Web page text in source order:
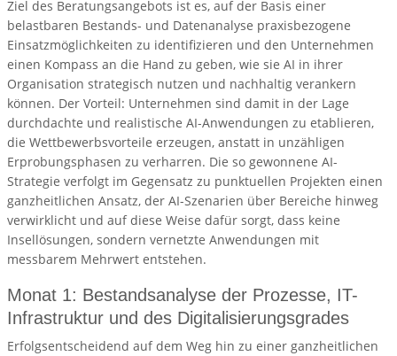
Ziel des Beratungsangebots ist es, auf der Basis einer
belastbaren Bestands- und Datenanalyse praxisbezogene
Einsatzmöglichkeiten zu identifizieren und den Unternehmen
einen Kompass an die Hand zu geben, wie sie AI in ihrer
Organisation strategisch nutzen und nachhaltig verankern
können. Der Vorteil: Unternehmen sind damit in der Lage
durchdachte und realistische AI-Anwendungen zu etablieren,
die Wettbewerbsvorteile erzeugen, anstatt in unzähligen
Erprobungsphasen zu verharren. Die so gewonnene AI-
Strategie verfolgt im Gegensatz zu punktuellen Projekten einen
ganzheitlichen Ansatz, der AI-Szenarien über Bereiche hinweg
verwirklicht und auf diese Weise dafür sorgt, dass keine
Insellösungen, sondern vernetzte Anwendungen mit
messbarem Mehrwert entstehen.
Monat 1: Bestandsanalyse der Prozesse, IT-
Infrastruktur und des Digitalisierungsgrades
Erfolgsentscheidend auf dem Weg hin zu einer ganzheitlichen